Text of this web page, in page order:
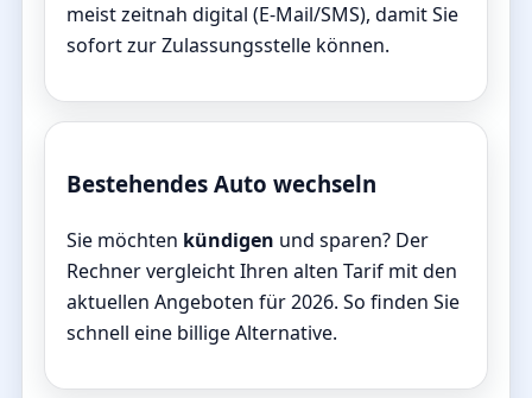
meist zeitnah digital (E-Mail/SMS), damit Sie
sofort zur Zulassungsstelle können.
Bestehendes Auto wechseln
Sie möchten kündigen und sparen? Der
Rechner vergleicht Ihren alten Tarif mit den
aktuellen Angeboten für 2026. So finden Sie
schnell eine billige Alternative.